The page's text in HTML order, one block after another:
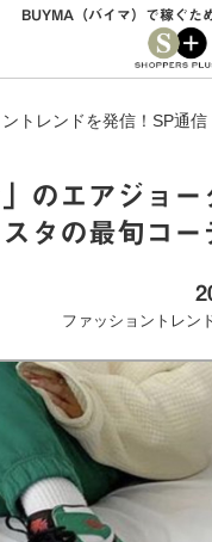
BUYMA（バイマ）で稼ぐた
トレンドを発信！SP通信
のエアジョー
タの最旬コー
ファッショントレン